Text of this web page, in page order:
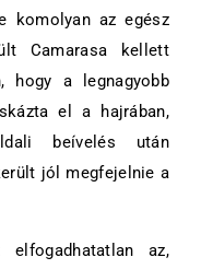
komolyan az egész
Camarasa kellett
hogy a legnagyobb
el a hajrában,
beívelés után
jól megfejelnie a
elfogadhatatlan az,